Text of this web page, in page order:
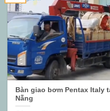
Bàn giao bơm Pentax Italy
Nẵng